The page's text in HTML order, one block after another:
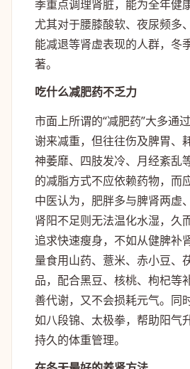
季重点调理肾脏，能为全年健
尤其对于腰膝酸软、夜尿频多
能减退等肾虚表现的人群，冬
著。
吃什么减肥药不乏力
市面上所谓的“减肥药”大多通
谢来减重，但往往伤及脾胃、
神萎靡、四肢发冷、月经紊乱
的减脂方式不应依赖药物，而
中医认为，肥胖多与脾肾两虚
肾阳不足则无法温化水湿，久
追求快速瘦身，不如从健脾补
量食用山药、薏米、赤小豆、
品，配合黑豆、核桃、枸杞等
善代谢，又不会损耗元气。同
如八段锦、太极拳，帮助阳气
持久的体重管理。